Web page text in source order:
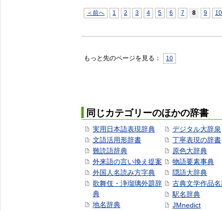
＜前へ 1 2 3 4 5 6 7 8 9 10
もっと先のページを見る： 10
同じカテゴリーのほかの辞書
実用日本語表現辞典
文語活用形辞書
難読語辞典
外来語の言い換え提案
外国人名読み方字典
歌舞伎・浄瑠璃外題辞
典
地名辞典
デジタル大辞泉
丁寧表現の辞書
原色大辞典
物語要素事典
隠語大辞典
古典文学作品
駅名辞典
JMnedict